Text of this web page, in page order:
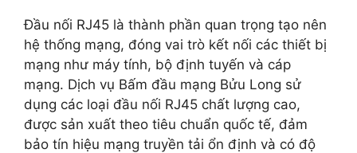
Đầu nối RJ45 là thành phần quan trọng tạo nên
hệ thống mạng, đóng vai trò kết nối các thiết bị
mạng như máy tính, bộ định tuyến và cáp
mạng. Dịch vụ Bấm đầu mạng Bửu Long sử
dụng các loại đầu nối RJ45 chất lượng cao,
được sản xuất theo tiêu chuẩn quốc tế, đảm
bảo tín hiệu mạng truyền tải ổn định và có độ